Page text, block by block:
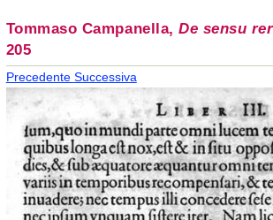
Tommaso Campanella,De sensu
205
Precedente Successiva